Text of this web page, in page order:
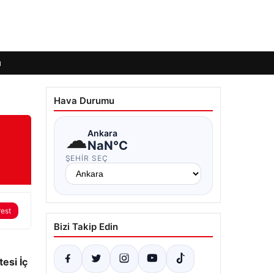
İç
Hava Durumu
☁Ankara
NaN°C
ŞEHIR SEÇ
Bizi Takip Edin